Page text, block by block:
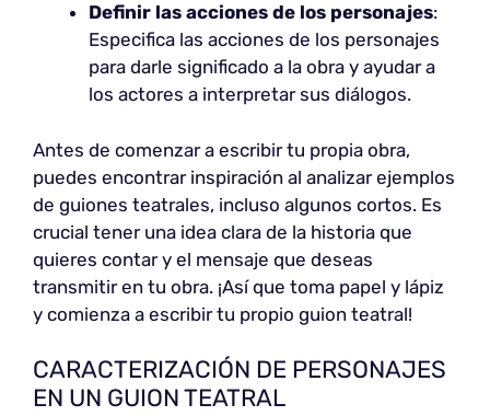
Definir las acciones de los personajes:
Especifica las acciones de los personajes
para darle significado a la obra y ayudar a
los actores a interpretar sus diálogos.
Antes de comenzar a escribir tu propia obra,
puedes encontrar inspiración al analizar ejemplos
de guiones teatrales, incluso algunos cortos. Es
crucial tener una idea clara de la historia que
quieres contar y el mensaje que deseas
transmitir en tu obra. ¡Así que toma papel y lápiz
y comienza a escribir tu propio guion teatral!
CARACTERIZACIÓN DE PERSONAJES
EN UN GUION TEATRAL